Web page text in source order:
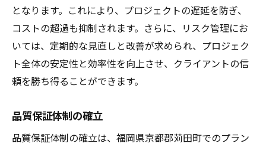
となります。これにより、プロジェクトの遅延を防ぎ、
コストの超過も抑制されます。さらに、リスク管理にお
いては、定期的な見直しと改善が求められ、プロジェク
ト全体の安定性と効率性を向上させ、クライアントの信
頼を勝ち得ることができます。
品質保証体制の確立
品質保証体制の確立は、福岡県京都郡苅田町でのプラン